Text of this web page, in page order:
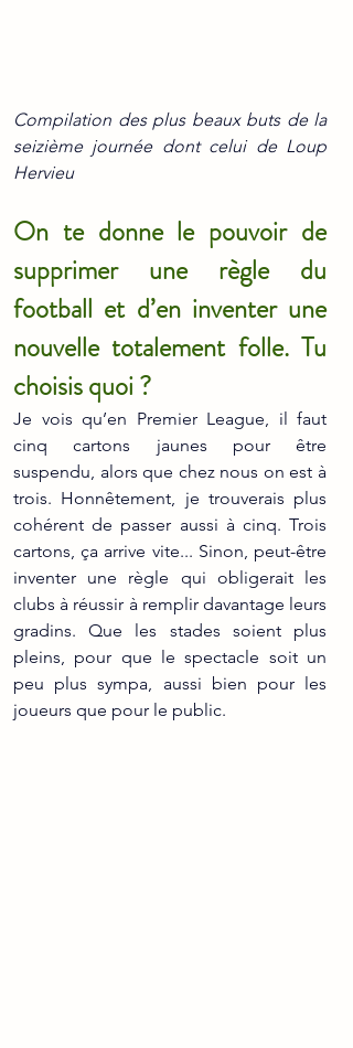
Compilation des plus beaux buts de la
seizième journée dont celui de Loup
Hervieu
On te donne le pouvoir de
supprimer une règle du
football et d’en inventer une
nouvelle totalement folle. Tu
choisis quoi ?
Je vois qu’en Premier League, il faut
cinq cartons jaunes pour être
suspendu, alors que chez nous on est à
trois. Honnêtement, je trouverais plus
cohérent de passer aussi à cinq. Trois
cartons, ça arrive vite... Sinon, peut-être
inventer une règle qui obligerait les
clubs à réussir à remplir davantage leurs
gradins. Que les stades soient plus
pleins, pour que le spectacle soit un
peu plus sympa, aussi bien pour les
joueurs que pour le public.